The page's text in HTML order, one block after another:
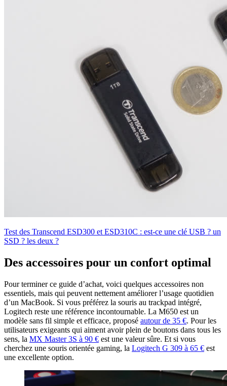
Test des Transcend ESD300 et ESD310C : est-ce une clé USB ? un
SSD ? les deux ?
Des accessoires pour un confort optimal
Pour terminer ce guide d’achat, voici quelques accessoires non
essentiels, mais qui peuvent nettement améliorer l’usage quotidien
d’un MacBook. Si vous préférez la souris au trackpad intégré,
Logitech reste une référence incontournable. La M650 est un
modèle sans fil simple et efficace, proposé autour de 35 €. Pour les
utilisateurs exigeants qui aiment avoir plein de boutons dans tous les
sens, la MX Master 3S à 90 € est une valeur sûre. Et si vous
cherchez une souris orientée gaming, la Logitech G 309 à 65 € est
une excellente option.